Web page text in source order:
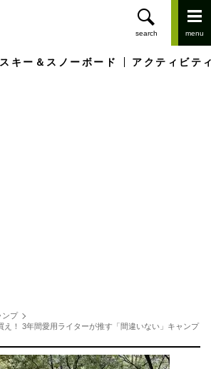
スキー＆スノーボード アクティビテ
ンプ
え！ 3年間愛用ライターが推す「間違いない」キャンプ